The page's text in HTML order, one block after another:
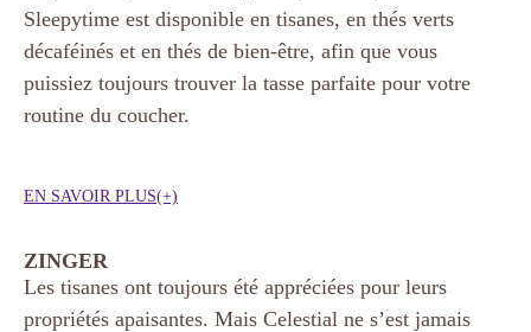
Sleepytime est disponible en tisanes, en thés verts
décaféinés et en thés de bien-être, afin que vous
puissiez toujours trouver la tasse parfaite pour votre
routine du coucher.
EN SAVOIR PLUS(+)
ZINGER
Les tisanes ont toujours été appréciées pour leurs
propriétés apaisantes. Mais Celestial ne s’est jamais